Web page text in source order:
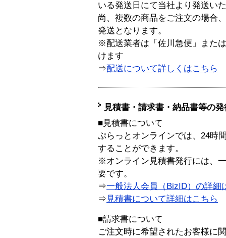
いる発送日にて当社より発送い
尚、複数の商品をご注文の場合
発送となります。
※配送業者は「佐川急便」また
けます
⇒配送について詳しくはこちら
見積書・請求書・納品書等の
■見積書について
ぷらっとオンラインでは、24時
することができます。
※オンライン見積書発行には、
要です。
⇒一般法人会員（BizID）の詳細
⇒ 見積書について詳細はこちら
■請求書について
ご注文時に希望されたお客様に